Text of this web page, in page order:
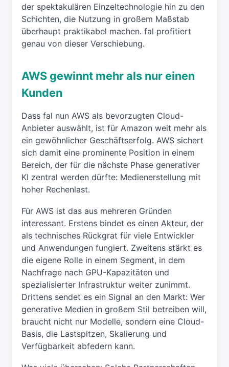
der spektakulären Einzeltechnologie hin zu den
Schichten, die Nutzung in großem Maßstab
überhaupt praktikabel machen. fal profitiert
genau von dieser Verschiebung.
AWS gewinnt mehr als nur einen
Kunden
Dass fal nun AWS als bevorzugten Cloud-
Anbieter auswählt, ist für Amazon weit mehr als
ein gewöhnlicher Geschäftserfolg. AWS sichert
sich damit eine prominente Position in einem
Bereich, der für die nächste Phase generativer
KI zentral werden dürfte: Medienerstellung mit
hoher Rechenlast.
Für AWS ist das aus mehreren Gründen
interessant. Erstens bindet es einen Akteur, der
als technisches Rückgrat für viele Entwickler
und Anwendungen fungiert. Zweitens stärkt es
die eigene Rolle in einem Segment, in dem
Nachfrage nach GPU-Kapazitäten und
spezialisierter Infrastruktur weiter zunimmt.
Drittens sendet es ein Signal an den Markt: Wer
generative Medien in großem Stil betreiben will,
braucht nicht nur Modelle, sondern eine Cloud-
Basis, die Lastspitzen, Skalierung und
Verfügbarkeit abfedern kann.